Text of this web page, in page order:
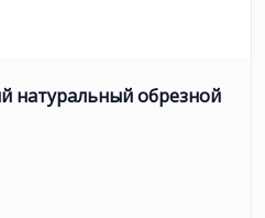
натуральный обрезной